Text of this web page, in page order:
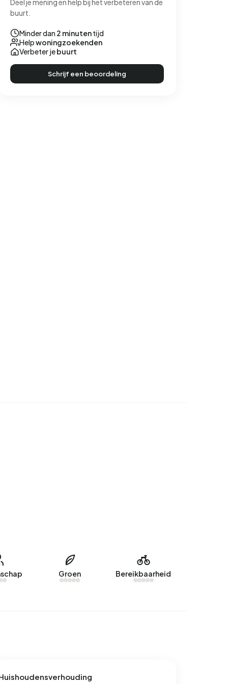
Deel je mening en help bij het verbeteren van de
buurt.
Minder dan 2 minutentijd
Helpwoningzoekenden
Verbeter jebuurt
Schrijf een beoordeling
Groen Bereikbaarheid